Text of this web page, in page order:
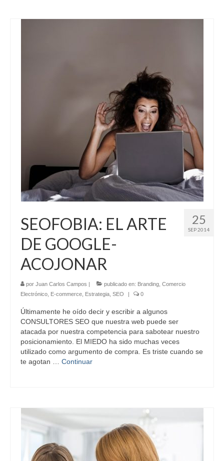
25
SEP 2014
SEOFOBIA: EL ARTE
DE GOOGLE-
ACOJONAR
por Juan Carlos Campos | publicado en: Branding Comercio
Electrónico E-commerce Estrategia SEO | 0
Últimamente he oído decir y escribir a algunos
CONSULTORES SEO que nuestra web puede ser
atacada por nuestra competencia para sabotear nuestro
posicionamiento. El MIEDO ha sido muchas veces
utilizado como argumento de compra. Es triste cuando se
te agotan … Continuar